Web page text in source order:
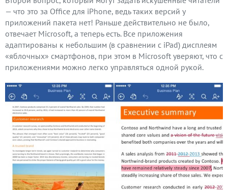
— что это за Office для iPhone, ведь таких версий у
приложений пакета нет! Раньше действительно не было,
отвечает Microsoft, а теперь есть. Все приложения
адаптированы к небольшим (в сравнении с iPad) дисплеям
«яблочных» смартфонов, при этом в Microsoft уверяют, что с
приложениями можно легко управляться одной рукой.